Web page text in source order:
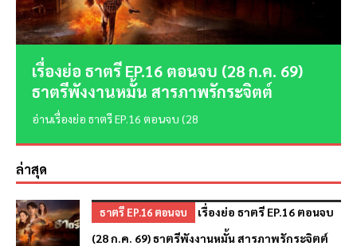
เรื่องย่อ ธาตรี EP.16 ตอนจบ (28 ก.ค. 69)
ธาตรีพังงานหมั้น สารภาพรักระจิตต์
อ่านเรื่องย่อ ธาตรี EP.16 ตอนจบ (28
ล่าสุด
ธาตรี EP.16 ตอนจบ
เรื่องย่อ ธาตรี EP.16 ตอนจบ
(28 ก.ค. 69) ธาตรีพังงานหมั้น สารภาพรักระจิตต์